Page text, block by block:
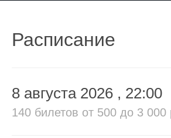
Расписание
8 августа 2026 , 22:00
140 билетов от 500 до 3 000